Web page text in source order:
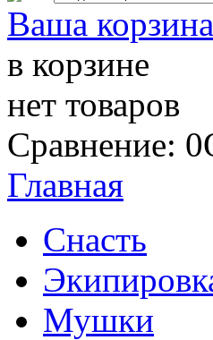
Ваша корзина
в корзине
нет товаров
Сравнение: 0
Главная
Снасть
Мушки